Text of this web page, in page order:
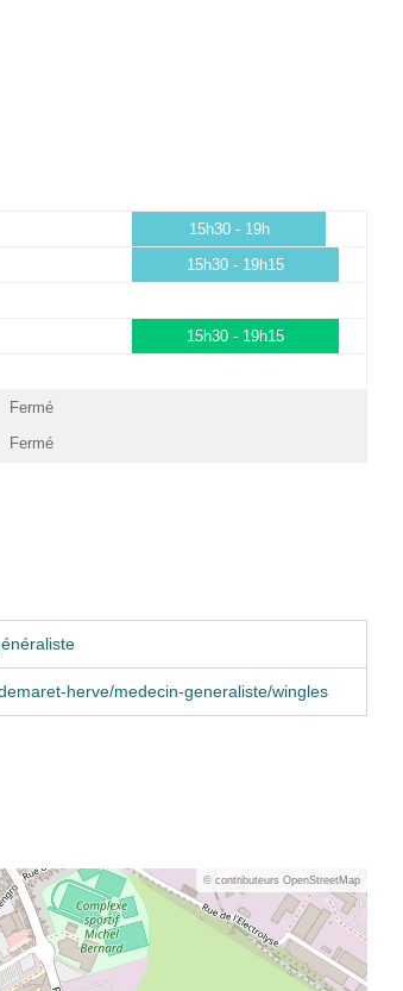
15h30 - 19h
15h30 - 19h15
15h30 - 19h15
Fermé
Fermé
herve/medecin-generaliste/wingles
© contributeurs OpenStreetMap